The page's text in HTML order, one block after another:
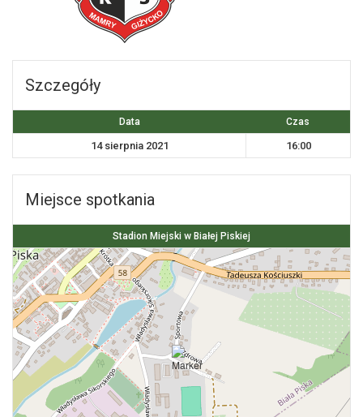
Szczegóły
Data Czas
14 sierpnia 2021 16:00
Miejsce spotkania
Stadion Miejski w Białej Piskiej